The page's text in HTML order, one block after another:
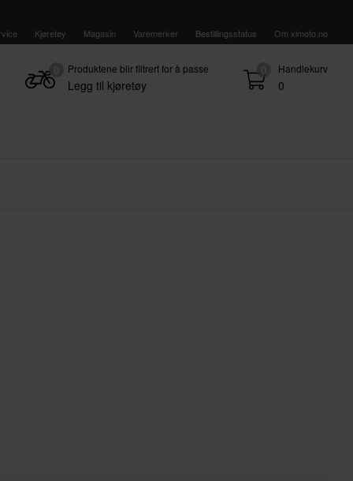
Kjøretøy Magasin Varemerker Bestillingsstatus Om xlmoto.no
0 Handlekurv
0
Produktene blir filtrert for å passe
Legg til kjøretøy